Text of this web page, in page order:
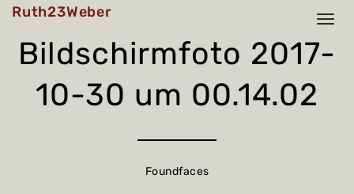
Skip
content
Ruth23Weber
Bildschirmfoto 2017-
10-30 um 00.14.02
Foundfaces